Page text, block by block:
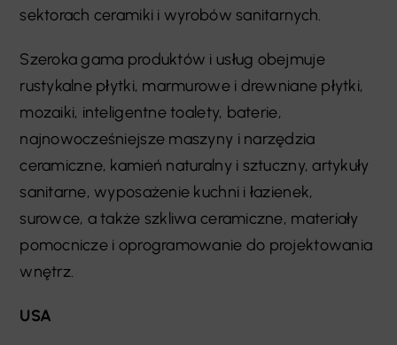
sektorach ceramiki i wyrobów sanitarnych.
Szeroka gama produktów i usług obejmuje
rustykalne płytki, marmurowe i drewniane płytki,
mozaiki, inteligentne toalety, baterie,
najnowocześniejsze maszyny i narzędzia
ceramiczne, kamień naturalny i sztuczny, artykuły
sanitarne, wyposażenie kuchni i łazienek,
surowce, a także szkliwa ceramiczne, materiały
pomocnicze i oprogramowanie do projektowania
wnętrz.
USA